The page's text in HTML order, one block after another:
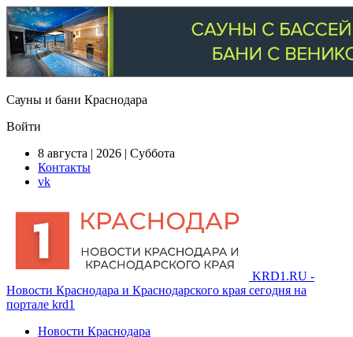
Сауны и бани Краснодара
Войти
8 августа | 2026 | Суббота
Контакты
vk
KRD1.RU -
Новости Краснодара и Краснодарского края сегодня на
портале krd1
Новости Краснодара